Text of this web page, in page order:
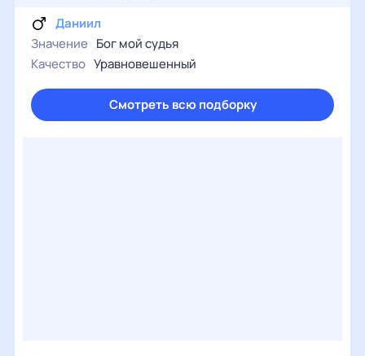
Даниил
Значение Бог мой судья
Качество Уравновешенный
Смотреть всю подборку